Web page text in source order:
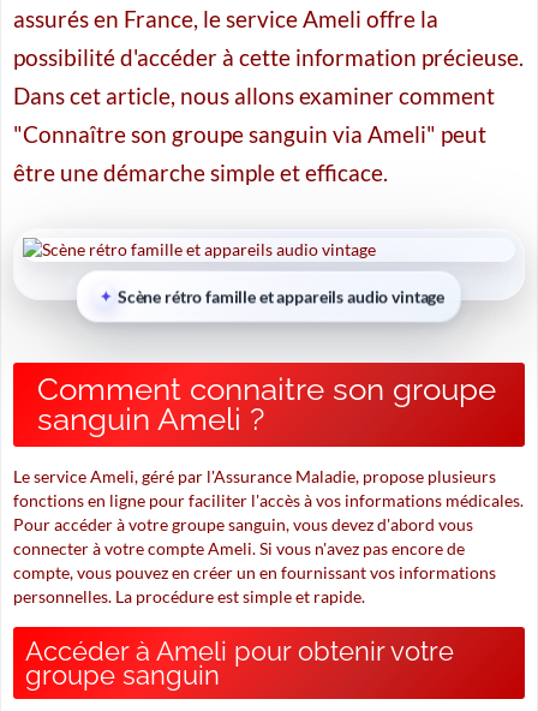
assurés en France, le service Ameli offre la
possibilité d'accéder à cette information précieuse.
Dans cet article, nous allons examiner comment
"Connaître son groupe sanguin via Ameli" peut
être une démarche simple et efficace.
Scène rétro famille et appareils audio vintage
Comment connaitre son groupe
sanguin Ameli ?
Le service Ameli, géré par l'Assurance Maladie, propose plusieurs
fonctions en ligne pour faciliter l'accès à vos informations médicales.
Pour accéder à votre groupe sanguin, vous devez d'abord vous
connecter à votre compte Ameli. Si vous n'avez pas encore de
compte, vous pouvez en créer un en fournissant vos informations
personnelles. La procédure est simple et rapide.
Accéder à Ameli pour obtenir votre
groupe sanguin